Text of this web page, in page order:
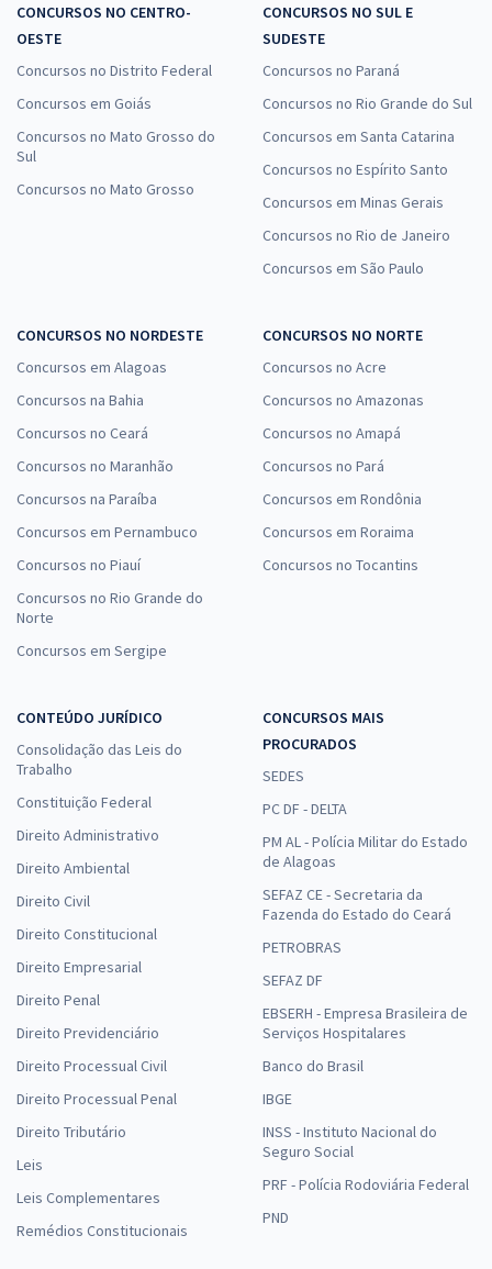
CONCURSOS NO CENTRO-
OESTE
Concursos no Distrito Federal
Concursos em Goiás
Concursos no Mato Grosso do
Sul
Concursos no Mato Grosso
CONCURSOS NO SUL E
SUDESTE
Concursos no Paraná
Concursos no Rio Grande do Sul
Concursos em Santa Catarina
Concursos no Espírito Santo
Concursos em Minas Gerais
Concursos no Rio de Janeiro
Concursos em São Paulo
CONCURSOS NO NORDESTE
Concursos em Alagoas
Concursos na Bahia
Concursos no Ceará
Concursos no Maranhão
Concursos na Paraíba
Concursos em Pernambuco
Concursos no Piauí
Concursos no Rio Grande do
Norte
Concursos em Sergipe
CONCURSOS NO NORTE
Concursos no Acre
Concursos no Amazonas
Concursos no Amapá
Concursos no Pará
Concursos em Rondônia
Concursos em Roraima
Concursos no Tocantins
CONTEÚDO JURÍDICO
Consolidação das Leis do
Trabalho
Constituição Federal
Direito Administrativo
Direito Ambiental
Direito Civil
Direito Constitucional
Direito Empresarial
Direito Penal
Direito Previdenciário
Direito Processual Civil
Direito Processual Penal
Direito Tributário
Leis
Leis Complementares
Remédios Constitucionais
CONCURSOS MAIS
PROCURADOS
SEDES
PC DF - DELTA
PM AL - Polícia Militar do Estado
de Alagoas
SEFAZ CE - Secretaria da
Fazenda do Estado do Ceará
PETROBRAS
SEFAZ DF
EBSERH - Empresa Brasileira de
Serviços Hospitalares
Banco do Brasil
IBGE
INSS - Instituto Nacional do
Seguro Social
PRF - Polícia Rodoviária Federal
PND